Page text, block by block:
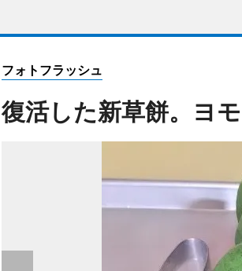
フォトフラッシュ
復活した新草餅。ヨ